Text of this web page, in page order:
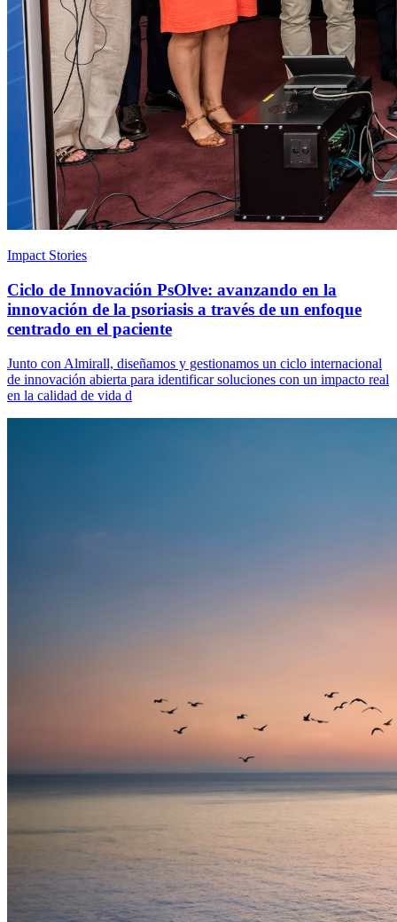
Impact Stories
Ciclo de Innovación PsOlve: avanzando en la
innovación de la psoriasis a través de un enfoque
centrado en el paciente
Junto con Almirall, diseñamos y gestionamos un ciclo internacional
de innovación abierta para identificar soluciones con un impacto real
en la calidad de vida d